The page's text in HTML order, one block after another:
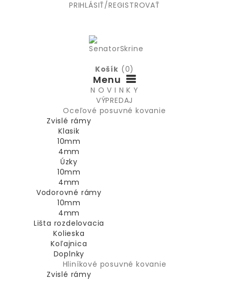
PRIHLÁSIŤ/REGISTROVAŤ
Košík (0)
Menu
N O V I N K Y
VÝPREDAJ
Oceľové posuvné kovanie
Zvislé rámy
Klasik
10mm
4mm
Úzky
10mm
4mm
Vodorovné rámy
10mm
4mm
Lišta rozdelovacia
Kolieska
Koľajnica
Doplnky
Hliníkové posuvné kovanie
Zvislé rámy